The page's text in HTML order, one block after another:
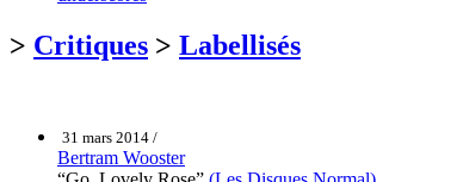
> Critiques > Labellisés
31 mars 2014 /
Bertram Wooster